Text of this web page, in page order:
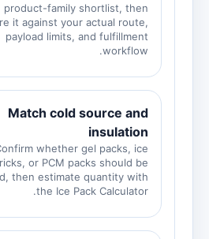
product-family shortlist, then
compare it against your actual route,
payload limits, and fulfillment
workflow.
Match cold source and
insulation
Confirm whether gel packs, ice
bricks, or PCM packs should be
used, then estimate quantity with
the Ice Pack Calculator.